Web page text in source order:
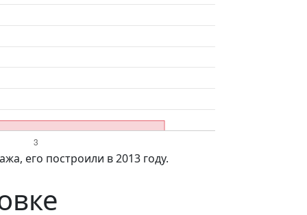
его построили в 2013 году.